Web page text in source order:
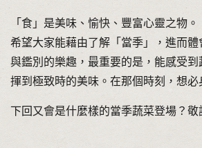
「食」是美味、愉快、豐富心靈之物。
希望大家能藉由了解「當季」，進而
與鑑別的樂趣，最重要的是，能感受
揮到極致時的美味。在那個時刻，想必
下回又會是什麼樣的當季蔬菜登場？敬